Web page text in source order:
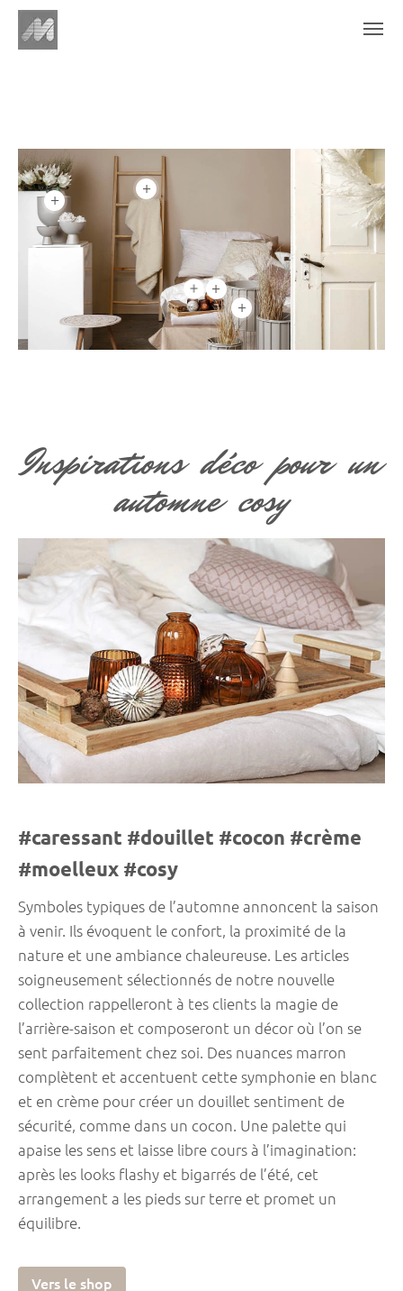
+
+
+
+
+
Inspirations déco pour un
automne cosy
#caressant #douillet #cocon #crème
#moelleux #cosy
Symboles typiques de l’automne annoncent la saison
à venir. Ils évoquent le confort, la proximité de la
nature et une ambiance chaleureuse. Les articles
soigneusement sélectionnés de notre nouvelle
collection rappelleront à tes clients la magie de
l’arrière-saison et composeront un décor où l’on se
sent parfaitement chez soi. Des nuances marron
complètent et accentuent cette symphonie en blanc
et en crème pour créer un douillet sentiment de
sécurité, comme dans un cocon. Une palette qui
apaise les sens et laisse libre cours à l’imagination:
après les looks flashy et bigarrés de l’été, cet
arrangement a les pieds sur terre et promet un
équilibre.
Vers le shop